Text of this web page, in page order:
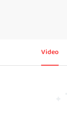
Video